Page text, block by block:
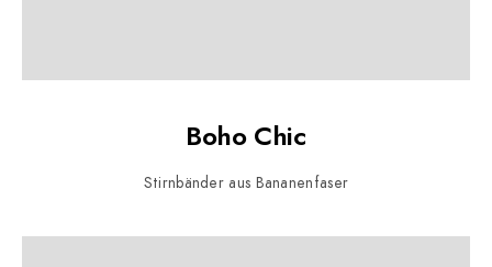
Boho Chic
Stirnbänder aus Bananenfaser